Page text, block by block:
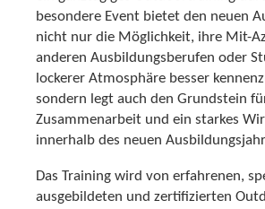
besondere Event bietet den neuen
nicht nur die Möglichkeit, ihre Mit-
anderen Ausbildungsberufen oder
lockerer Atmosphäre besser
sondern legt auch den Grundstein
Zusammenarbeit und ein starkes
innerhalb des neuen
Das Training wird von erfahrenen,
ausgebildeten und zertifizierten